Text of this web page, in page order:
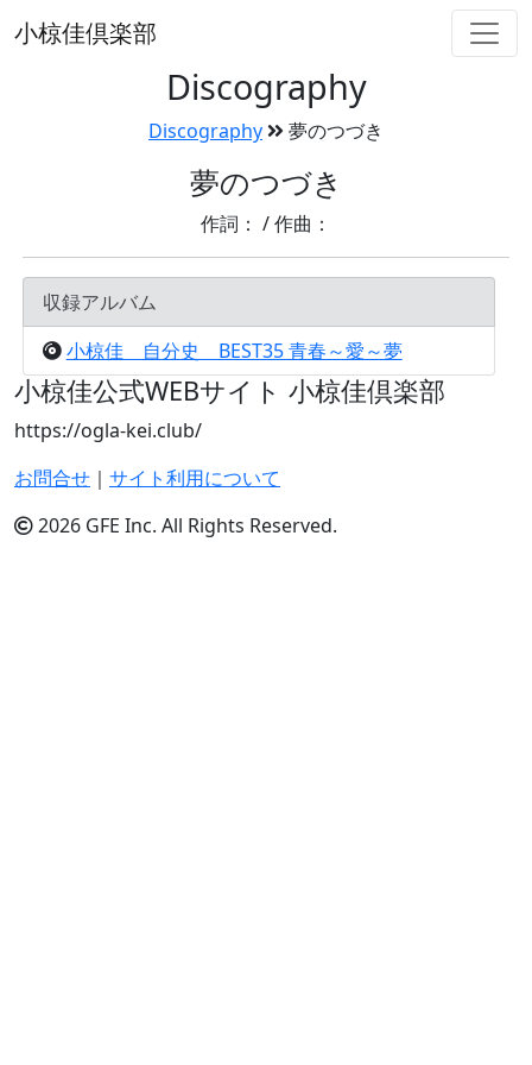
小椋佳倶楽部
Discography
Discography 夢のつづき
夢のつづき
作詞： / 作曲：
収録アルバム
小椋佳 自分史 BEST35 青春～愛～夢
小椋佳公式WEBサイト 小椋佳倶楽部
https://ogla-kei.club/
お問合せ ｜ サイト利用について
2026 GFE Inc. All Rights Reserved.